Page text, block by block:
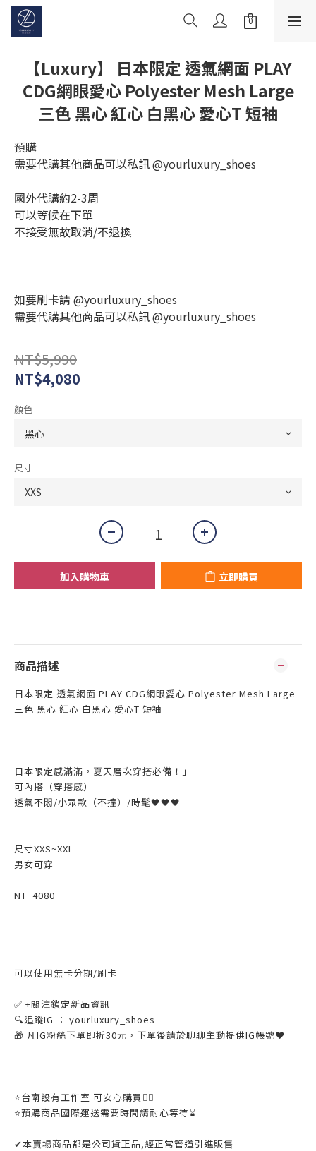
【Luxury】 日本限定 透氣網面 PLAY
CDG網眼愛心 Polyester Mesh Large
三色 黑心 紅心 白黑心 愛心T 短袖
預購
需要代購其他商品可以私訊 @yourluxury_shoes
國外代購約2-3周
可以等候在下單
不接受無故取消/不退換
如要刷卡請 @yourluxury_shoes
需要代購其他商品可以私訊 @yourluxury_shoes
NT$5,990
NT$4,080
顏色
尺寸
加入購物車 立即購買
商品描述
日本限定 透氣網面 PLAY CDG網眼愛心 Polyester Mesh Large
三色 黑心 紅心 白黑心 愛心T 短袖
日本限定感滿滿，夏天層次穿搭必備！」
可內搭（穿搭感）
透氣不悶/小眾款（不撞）/時髦🖤🖤🖤
尺寸XXS~XXL
男女可穿
NT 4080
可以使用無卡分期/刷卡
✅ +關注鎖定新品資訊
🔍追蹤IG ： yourluxury_shoes
🎁 凡IG粉絲下單即折30元，下單後請於聊聊主動提供IG帳號❤
⭐️台南設有工作室 可安心購買👌🏼
⭐️預購商品國際運送需要時間請耐心等待⌛️
✔本賣場商品都是公司貨正品,經正常管道引進販售